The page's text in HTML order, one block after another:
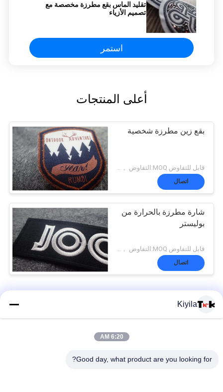
تقليد الماس بقع مطرزة مخصصة مع
تصميم الأزياء
استمر
أعلى المنتجات
بقع زين مطرزة شخصية
قابل للتفاوض MOQ:التفاوض ， 500pcs / لكل عنصر
اتصال
شارة مطرزة بالحرارة من
بوليستر
اتصال
100٪ منشفة خياطة الشنيل بقع مطرزة مخصصة
الإصلاح العاج المطرزة بقع حجر الراين عزر الحديد على نقل ل هوديس
100 ٪ قطن Fashional بقع مطرزة مخصصة للملابس / الأمتعة
Kiyila
6:20 AM
Good day, what product are you looking for?